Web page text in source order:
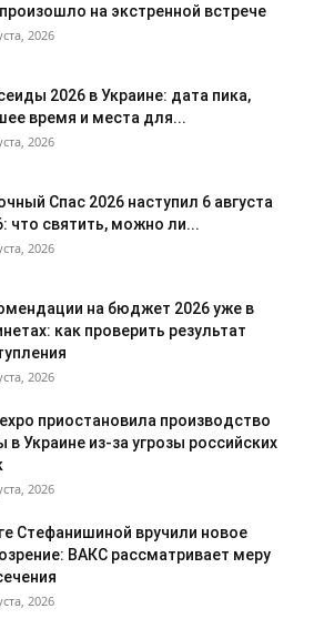
на экстренной встрече
2026
2026 в Украине: дата пика,
время и места для...
2026
Спас 2026 наступил 6 августа
что святить, можно ли...
2026
на бюджет 2026 уже в
как проверить результат
2026
приостановила производство
в Украине из-за угрозы российских
2026
Стефанишиной вручили новое
ВАКС рассматривает меру
2026